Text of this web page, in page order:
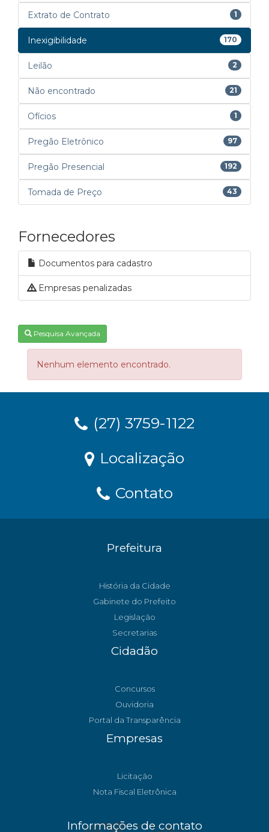
Extrato de Contrato 1
Inexigibilidade 170
Leilão 2
Não encontrado 21
Ofícios 1
Pregão Eletrônico 97
Pregão Presencial 192
Tomada de Preço 43
Fornecedores
Documentos para cadastro
Empresas penalizadas
Pesquisa Avançada
Nenhum elemento encontrado.
(27) 3759-1122
Localização
Contato
Prefeitura
História da Cidade
Gabinete do Prefeito
Legislação
Secretarias
Cidadão
Concursos
Ouvidoria
Portal da Transparência
Empresas
Licitação
Nota Fiscal Eletrônica
Informações de contato